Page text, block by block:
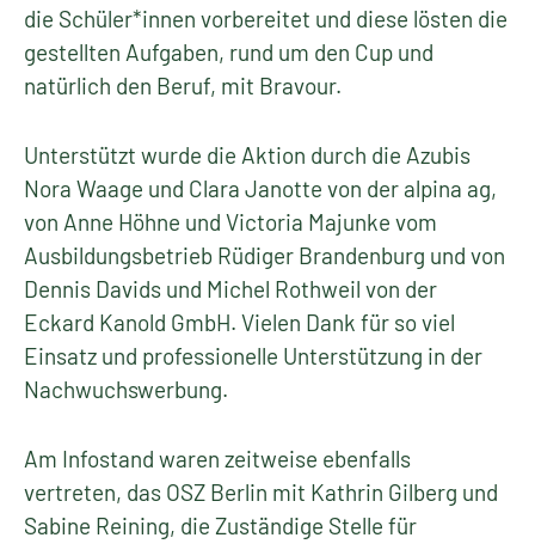
die Schüler*innen vorbereitet und diese lösten die
gestellten Aufgaben, rund um den Cup und
natürlich den Beruf, mit Bravour.
Unterstützt wurde die Aktion durch die Azubis
Nora Waage und Clara Janotte von der alpina ag,
von Anne Höhne und Victoria Majunke vom
Ausbildungsbetrieb Rüdiger Brandenburg und von
Dennis Davids und Michel Rothweil von der
Eckard Kanold GmbH. Vielen Dank für so viel
Einsatz und professionelle Unterstützung in der
Nachwuchswerbung.
Am Infostand waren zeitweise ebenfalls
vertreten, das OSZ Berlin mit Kathrin Gilberg und
Sabine Reining, die Zuständige Stelle für